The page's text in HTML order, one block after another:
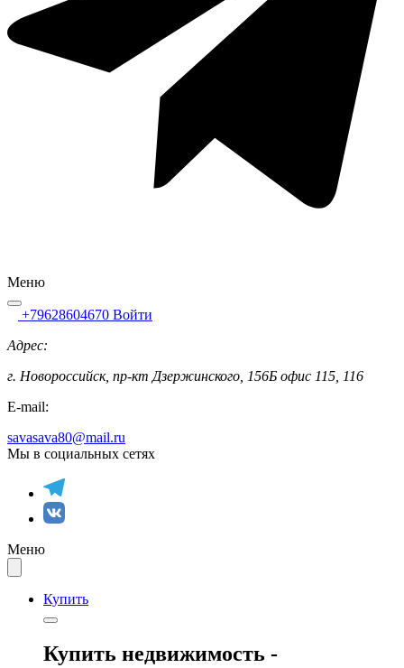
Меню
+79628604670 Войти
Адрес:
г. Новороссийск, пр-кт Дзержинского, 156Б офис 115, 116
E-mail:
savasava80@mail.ru
Мы в социальных сетях
Меню
Купить
Купить недвижимость -